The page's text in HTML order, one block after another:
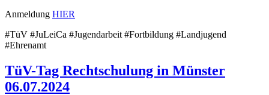
Anmeldung HIER
#TüV #JuLeiCa #Jugendarbeit #Fortbildung #Landjugend
#Ehrenamt
TüV-Tag Rechtschulung in Münster
06.07.2024